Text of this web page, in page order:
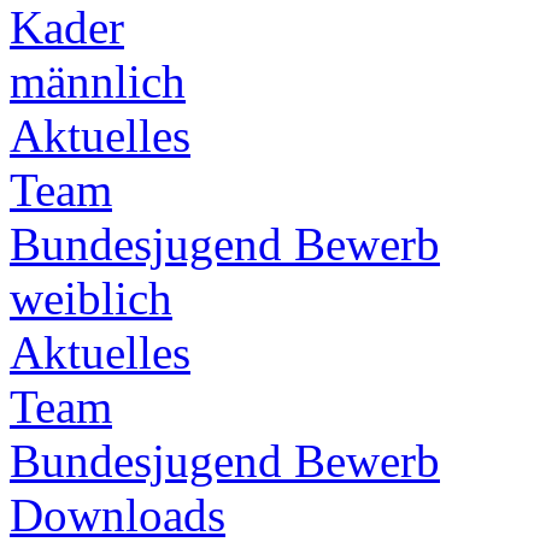
Kader
männlich
Aktuelles
Team
Bundesjugend Bewerb
weiblich
Aktuelles
Team
Bundesjugend Bewerb
Downloads